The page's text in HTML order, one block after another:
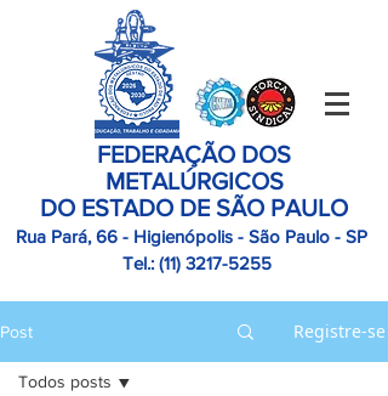
FEDERAÇÃO DOS
METALÚRGICOS
DO ESTADO DE SÃO PAULO
Rua Pará, 66 - Higienópolis - São Paulo - SP
Tel.: (11) 3217-5255
Post Registre-se
Todos posts